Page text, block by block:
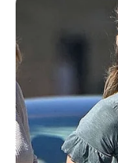
βακτηριακή
Τι συνέβη
Ακολουθεί η
λαμβάνοντας
Είστε
ανοιχτά. Σας
αντικρούσετε.